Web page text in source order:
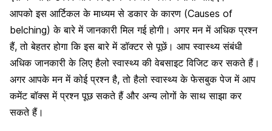
आपको इस आर्टिकल के माध्यम से डकार के कारण (Causes of
belching) के बारे में जानकारी मिल गई होगी। अगर मन में अधिक प्रश्न
हैं, तो बेहतर होगा कि इस बारे में डॉक्टर से पूछें। आप स्वास्थ्य संबंधी
अधिक जानकारी के लिए हैलो स्वास्थ्य की वेबसाइट विजिट कर सकते हैं।
अगर आपके मन में कोई प्रश्न है, तो हैलो स्वास्थ्य के फेसबुक पेज में आप
कमेंट बॉक्स में प्रश्न पूछ सकते हैं और अन्य लोगों के साथ साझा कर
सकते हैं।